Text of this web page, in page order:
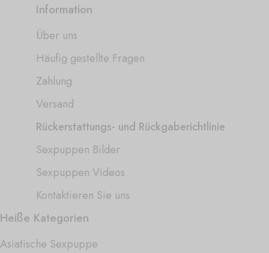
Information
Über uns
Häufig gestellte Fragen
Zahlung
Versand
Rückerstattungs- und Rückgaberichtlinie
Sexpuppen Bilder
Sexpuppen Videos
Kontaktieren Sie uns
Heiße Kategorien
Asiatische Sexpuppe